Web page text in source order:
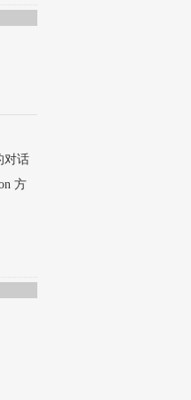
对话
方